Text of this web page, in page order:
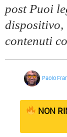
post Puoi
dispositivo,
contenuti
Paolo
NON